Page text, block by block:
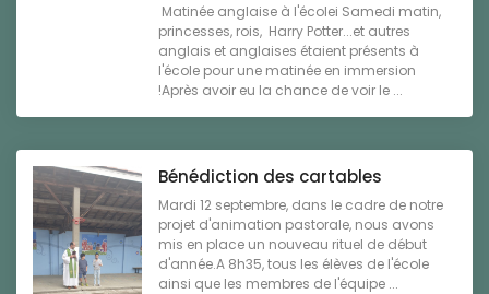
Matinée anglaise à l'écolei Samedi matin,
princesses, rois, Harry Potter...et autres
anglais et anglaises étaient présents à
l'école pour une matinée en immersion
!Après avoir eu la chance de voir le ...
Bénédiction des cartables
Mardi 12 septembre, dans le cadre de notre
projet d'animation pastorale, nous avons
mis en place un nouveau rituel de début
d'année.A 8h35, tous les élèves de l'école
ainsi que les membres de l'équipe ...